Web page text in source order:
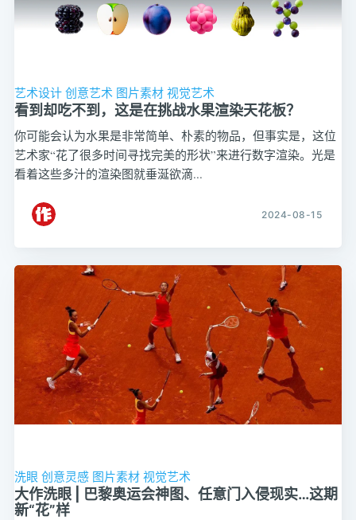
艺术设计 创意艺术 图片素材 视觉艺术
看到却吃不到，这是在挑战水果渲染天花板？
你可能会认为水果是非常简单、朴素的物品，但事实是，这位
艺术家“花了很多时间寻找完美的形状”来进行数字渲染。光是
看着这些多汁的渲染图就垂涎欲滴...
2024-08-15
洗眼 创意灵感 图片素材 视觉艺术
大作洗眼 | 巴黎奥运会神图、任意门入侵现实…这期
新“花”样